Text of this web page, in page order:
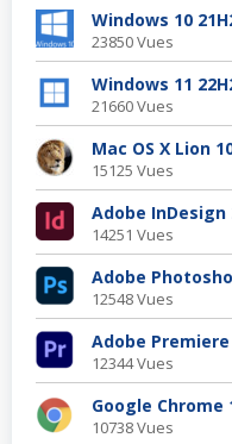
Windows 10
23850 Vues
Windows 11
21660 Vues
Mac OS X Lion
15125 Vues
Adobe InDesign
14251 Vues
Adobe
12548 Vues
Adobe Premiere
12344 Vues
Google Chrome
10738 Vues